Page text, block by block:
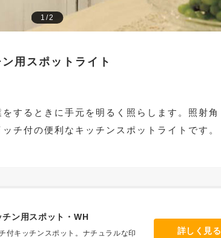
1/2
用スポットライト
するときに手元を明るく照らします。照射角
チ付の便利なキッチンスポットライトです。
ン用スポット・WH
付キッチンスポット。ナチュラルな印
詳しく見る